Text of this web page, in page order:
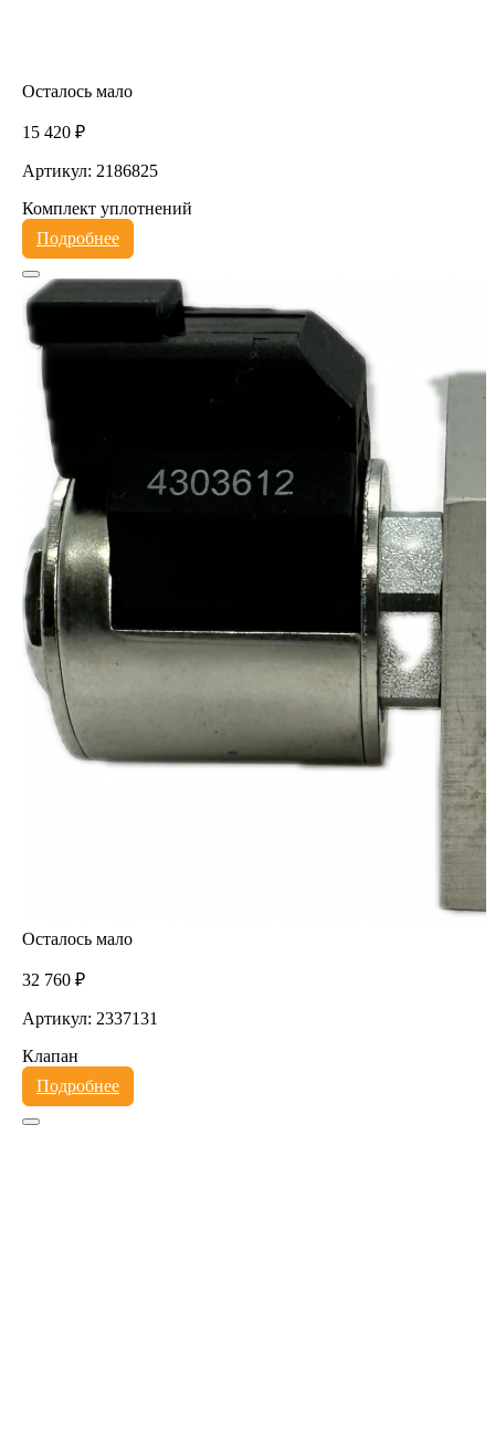
Осталось мало
15 420 ₽
Артикул: 2186825
Комплект уплотнений
Подробнее
Осталось мало
32 760 ₽
Артикул: 2337131
Клапан
Подробнее